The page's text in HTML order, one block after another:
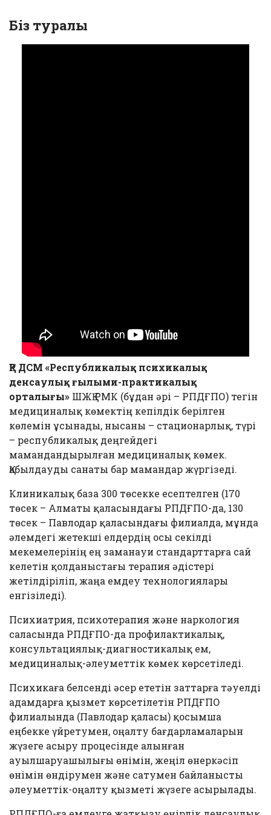
Біз туралы
ҚР ДСМ «Республикалық психикалық
денсаулық ғылыми-практикалық
орталығы» ШЖҚ РМК (бұдан әрі – РПДҒПО) тегін
медициналық көмектің кепілдік берілген
көлемін ұсынады, нысаны – стационарлық, түрі
– республикалық деңгейдегі
мамандандырылған медициналық көмек.
Қабылдауды санаты бар мамандар жүргізеді.
Клиникалық база 300 төсекке есептелген (170
төсек – Алматы қаласындағы РПДҒПО-да, 130
төсек – Павлодар қаласындағы филиалда, мұнда
әлемдегі жетекші елдердің осы секілді
мекемелерінің ең заманауи стандарттарға сай
келетін қолданыстағы терапия әдістері
жетілдіріліп, жаңа емдеу технологиялары
енгізіледі).
Психиатрия, психотерапия және наркология
саласында РПДҒПО-да профилактикалық,
консультациялық-диагностикалық ем,
медициналық-әлеуметтік көмек көрсетіледі.
Психикаға белсенді әсер ететін заттарға тәуелді
адамдарға қызмет көрсетілетін РПДҒПО
филиалында (Павлодар қаласы) қосымша
еңбекке үйретумен, оңалту бағдарламаларын
жүзеге асыру процесінде алынған
ауылшаруашылығы өнімін, жеңіл өнеркәсіп
өнімін өндірумен және сатумен байланысты
әлеуметтік-оңалту қызметі жүзеге асырылады.